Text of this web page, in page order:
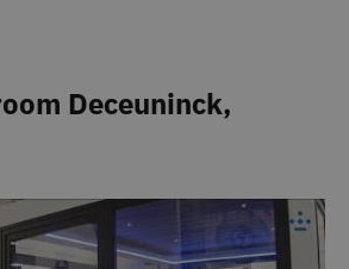
Deceuninck,